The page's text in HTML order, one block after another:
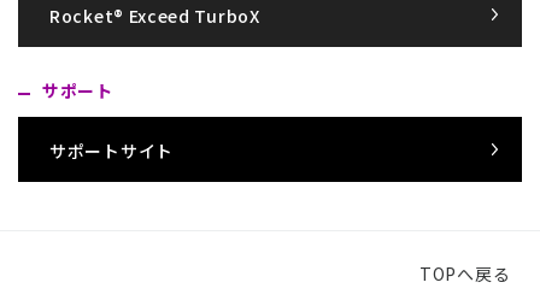
Rocket® Exceed TurboX
サポート
サポートサイト
TOPへ戻る